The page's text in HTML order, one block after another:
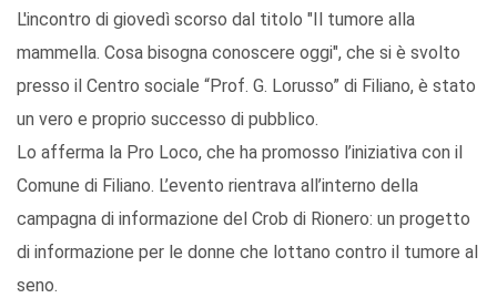
L'incontro di giovedì scorso dal titolo "Il tumore alla
mammella. Cosa bisogna conoscere oggi", che si è svolto
presso il Centro sociale “Prof. G. Lorusso” di Filiano, è stato
un vero e proprio successo di pubblico.
Lo afferma la Pro Loco, che ha promosso l’iniziativa con il
Comune di Filiano. L’evento rientrava all’interno della
campagna di informazione del Crob di Rionero: un progetto
di informazione per le donne che lottano contro il tumore al
seno.